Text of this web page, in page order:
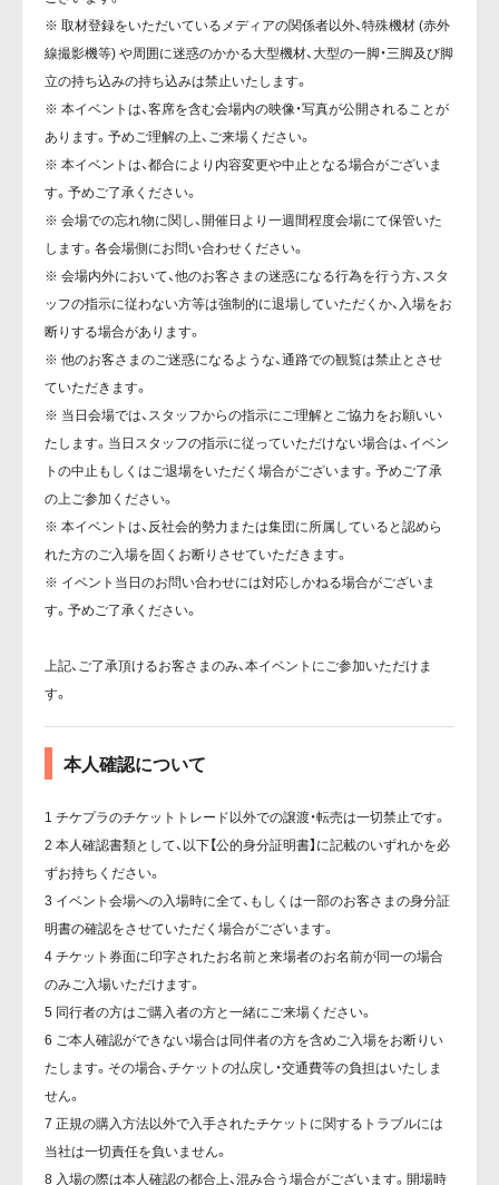
※ 取材登録をいただいているメディアの関係者以外、特殊機材 (赤外
線撮影機等) や周囲に迷惑のかかる大型機材、大型の一脚・三脚及び脚
立の持ち込みの持ち込みは禁止いたします。
※ 本イベントは、客席を含む会場内の映像・写真が公開されることが
あります。予めご理解の上、ご来場ください。
※ 本イベントは、都合により内容変更や中止となる場合がございま
す。予めご了承ください。
※ 会場での忘れ物に関し、開催日より一週間程度会場にて保管いた
します。各会場側にお問い合わせください。
※ 会場内外において、他のお客さまの迷惑になる行為を行う方、スタ
ッフの指示に従わない方等は強制的に退場していただくか、入場をお
断りする場合があります。
※ 他のお客さまのご迷惑になるような、通路での観覧は禁止とさせ
ていただきます。
※ 当日会場では、スタッフからの指示にご理解とご協力をお願いい
たします。当日スタッフの指示に従っていただけない場合は、イベン
トの中止もしくはご退場をいただく場合がございます。予めご了承
の上ご参加ください。
※ 本イベントは、反社会的勢力または集団に所属していると認めら
れた方のご入場を固くお断りさせていただきます。
※ イベント当日のお問い合わせには対応しかねる場合がございま
す。予めご了承ください。
上記、ご了承頂けるお客さまのみ、本イベントにご参加いただけま
す。
本人確認について
1 チケプラのチケットトレード以外での譲渡・転売は一切禁止です。
2 本人確認書類として、以下【公的身分証明書】に記載のいずれかを必
ずお持ちください。
3 イベント会場への入場時に全て、もしくは一部のお客さまの身分証
明書の確認をさせていただく場合がございます。
4 チケット券面に印字されたお名前と来場者のお名前が同一の場合
のみご入場いただけます。
5 同行者の方はご購入者の方と一緒にご来場ください。
6 ご本人確認ができない場合は同伴者の方を含めご入場をお断りい
たします。その場合、チケットの払戻し・交通費等の負担はいたしま
せん。
7 正規の購入方法以外で入手されたチケットに関するトラブルには
当社は一切責任を負いません。
8 入場の際は本人確認の都合上、混み合う場合がございます。開場時